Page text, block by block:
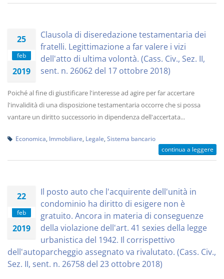
25
feb
2019
Clausola di diseredazione testamentaria dei
fratelli. Legittimazione a far valere i vizi
dell'atto di ultima volontà. (Cass. Civ., Sez. II,
sent. n. 26062 del 17 ottobre 2018)
Poiché al fine di giustificare l'interesse ad agire per far accertare
l'invalidità di una disposizione testamentaria occorre che si possa
vantare un diritto successorio in dipendenza dell'accertata...
Economica Immobiliare Legale Sistema bancario
continua a leggere
22
feb
2019
Il posto auto che l'acquirente dell'unità in
condominio ha diritto di esigere non è
gratuito. Ancora in materia di conseguenze
della violazione dell'art. 41 sexies della legge
urbanistica del 1942. Il corrispettivo
dell'autoparcheggio assegnato va rivalutato. (Cass. Civ.,
Sez. II, sent. n. 26758 del 23 ottobre 2018)